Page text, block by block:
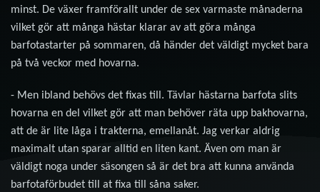
minst. De växer framförallt under de sex varmaste månaderna
vilket gör att många hästar klarar av att göra många
barfotastarter på sommaren, då händer det väldigt mycket bara
på två veckor med hovarna.
- Men ibland behövs det fixas till. Tävlar hästarna barfota slits
hovarna en del vilket gör att man behöver räta upp bakhovarna,
att de är lite låga i trakterna, emellanåt. Jag verkar aldrig
maximalt utan sparar alltid en liten kant. Även om man är
väldigt noga under säsongen så är det bra att kunna använda
barfotaförbudet till at fixa till såna saker.